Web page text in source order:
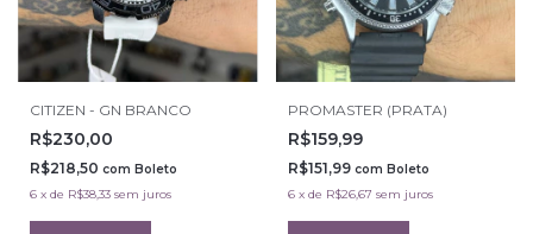
CITIZEN - GN BRANCO
R$230,00
R$218,50 com Boleto
6 x de R$38,33 sem juros
PROMASTER (PRATA)
R$159,99
R$151,99 com Boleto
6 x de R$26,67 sem juros